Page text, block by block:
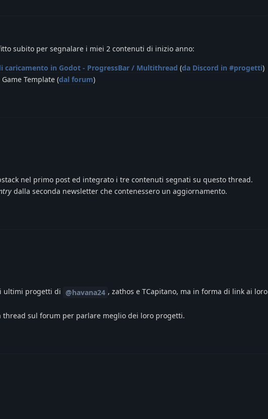
subito per segnalare i miei 2 contenuti di inizio anno:
caricamento in Godot - ProgressBar / Multithread (da Discord in #progetti)
Template (dal forum)
nel primo post ed integrato i tre contenuti segnati su questo thread.
dalla seconda newsletter che contenessero un aggiornamento.
ultimi progetti di @havana24 , zathos e TCapitano, ma in forma di link ai loro
thread sul forum per parlare meglio dei loro progetti.